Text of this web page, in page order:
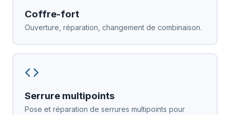
Coffre-fort
Ouverture, réparation, changement de combinaison.
Serrure multipoints
Pose et réparation de serrures multipoints pour